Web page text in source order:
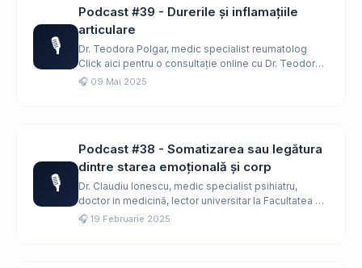
🎙️
Podcast #39 - Durerile și inflamațiile
articulare
Dr. Teodora Polgar, medic specialist reumatolog
Click aici pentru o consultație online cu Dr. Teodora
Polgar. …
🎧 09 Mai 2025
🎙️
Podcast #38 - Somatizarea sau legătura
dintre starea emoțională și corp
Dr. Claudiu Ionescu, medic specialist psihiatru,
doctor in medicină, lector universitar la Facultatea de
Medic…
🎧 19 Februarie 2025